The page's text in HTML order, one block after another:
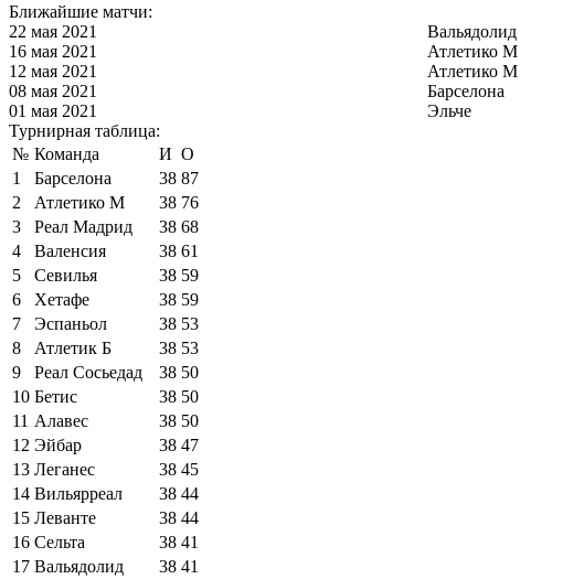
Ближайшие матчи:
22 мая 2021
Вальядолид
16 мая 2021
Атлетико М
12 мая 2021
Атлетико М
08 мая 2021
Барселона
01 мая 2021
Эльче
Турнирная таблица:
№ Команда И О
1
Барселона 38 87
2
Атлетико М 38 76
3
Реал Мадрид 38 68
4
Валенсия 38 61
5
Севилья 38 59
6
Хетафе 38 59
7
Эспаньол 38 53
8
Атлетик Б 38 53
9
Реал Сосьедад 38 50
10 Бетис 38 50
11 Алавес 38 50
12 Эйбар 38 47
13 Леганес 38 45
14 Вильярреал 38 44
15 Леванте 38 44
16 Сельта 38 41
17 Вальядолид 38 41